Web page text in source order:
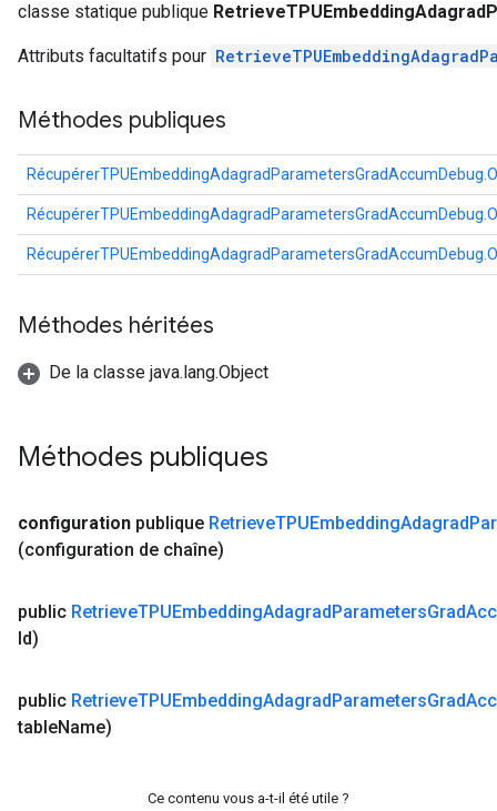
classe statique publique
Attributs facultatifs pour
Méthodes publiques
Méthodes héritées
De la classe java.lang.Object
Méthodes publiques
configuration publique RetrieveTPUEmbeddingAdagrad
(configuration de chaîne)
public RetrieveTPUEmbeddingAdagradParametersGrad
Id)
public RetrieveTPUEmbeddingAdagradParametersGrad
tableName)
Ce contenu vous a-t-il été utile ?